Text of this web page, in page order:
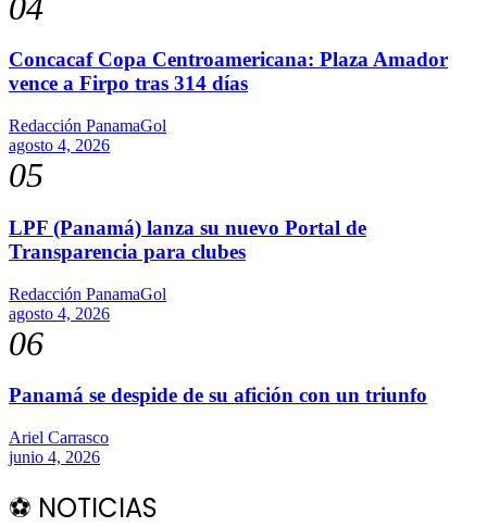
Concacaf Copa Centroamericana: Plaza Amador
vence a Firpo tras 314 días
Redacción PanamaGol
agosto 4, 2026
05
LPF (Panamá) lanza su nuevo Portal de
Transparencia para clubes
Redacción PanamaGol
agosto 4, 2026
06
Panamá se despide de su afición con un triunfo
Ariel Carrasco
junio 4, 2026
⚽️ NOTICIAS